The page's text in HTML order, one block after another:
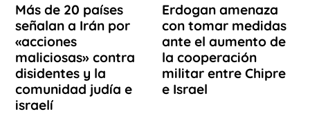
Más de 20 países
señalan a Irán por
«acciones
maliciosas» contra
disidentes y la
comunidad judía e
israelí
Erdogan amenaza
con tomar medidas
ante el aumento de
la cooperación
militar entre Chipre
e Israel